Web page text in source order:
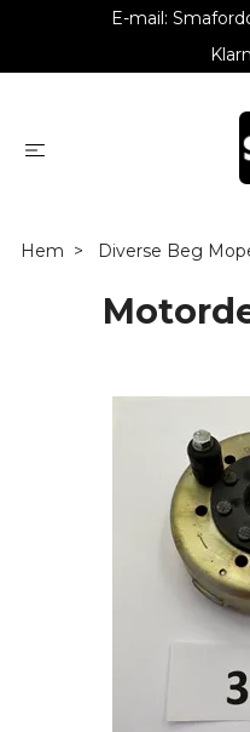
E-mail:
Hem Diverse Beg